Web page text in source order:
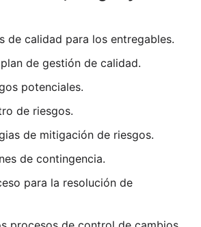
de calidad para los entregables.
de gestión de calidad.
potenciales.
de riesgos.
de mitigación de riesgos.
de contingencia.
para la resolución de